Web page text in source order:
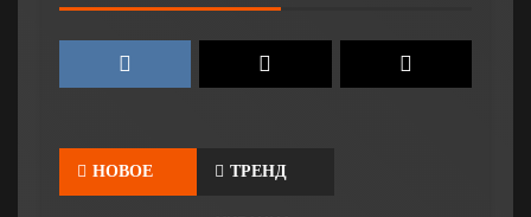
НОВОЕ ТРЕНД